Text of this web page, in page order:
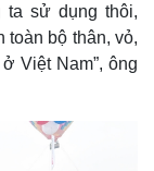
ta sử dụng thôi,
toàn bộ thân, vỏ,
Việt Nam”, ông